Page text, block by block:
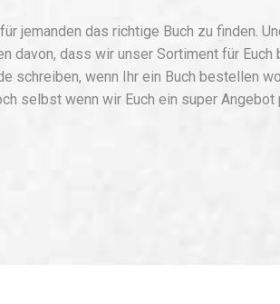
jemanden das richtige Buch zu finden.
davon, dass wir unser Sortiment für Euch
schreiben, wenn Ihr ein Buch bestellen
selbst wenn wir Euch ein super Angebot